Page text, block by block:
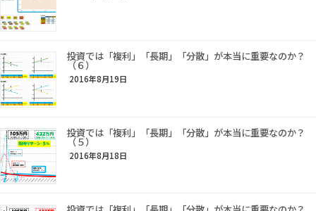
投資では「複利」「長期」「分散」が本当に重要なのか？
（６）
2016年8月19日
投資では「複利」「長期」「分散」が本当に重要なのか？
（５）
2016年8月18日